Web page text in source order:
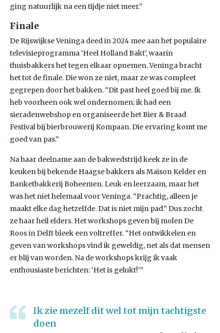
ging natuurlijk na een tijdje niet meer.”
Finale
De Rijswijkse Veninga deed in 2024 mee aan het populaire
televisieprogramma ‘Heel Holland Bakt’, waarin
thuisbakkers het tegen elkaar opnemen. Veninga bracht
het tot de finale. Die won ze niet, maar ze was compleet
gegrepen door het bakken. “Dit past heel goed bij me. Ik
heb voorheen ook wel ondernomen; ik had een
sieradenwebshop en organiseerde het Bier & Braad
Festival bij bierbrouwerij Kompaan. Die ervaring komt me
goed van pas.”
Na haar deelname aan de bakwedstrijd keek ze in de
keuken bij bekende Haagse bakkers als Maison Kelder en
Banketbakkerij Boheemen. Leuk en leerzaam, maar het
was het niet helemaal voor Veninga. “Prachtig, alleen je
maakt elke dag hetzelfde. Dat is niet mijn pad.” Dus zocht
ze haar heil elders. Het workshops geven bij molen De
Roos in Delft bleek een voltreffer. “Het ontwikkelen en
geven van workshops vind ik geweldig, net als dat mensen
er blij van worden. Na de workshops krijg ik vaak
enthousiaste berichten: ‘Het is gelukt!’”
Ik zie mezelf dit wel tot mijn tachtigste
doen